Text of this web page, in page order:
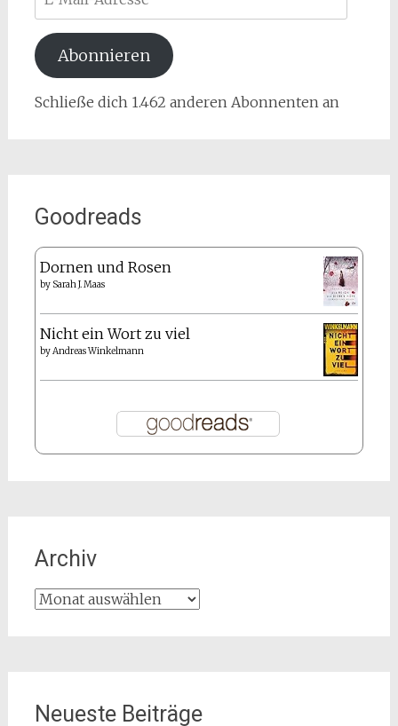
Mail-
Adresse
Abonnieren
Schließe dich 1.462 anderen Abonnenten an
Goodreads
Dornen und Rosen
by Sarah J. Maas
Nicht ein Wort zu viel
byAndreas Winkelmann
Archiv
Archiv
Neueste Beiträge